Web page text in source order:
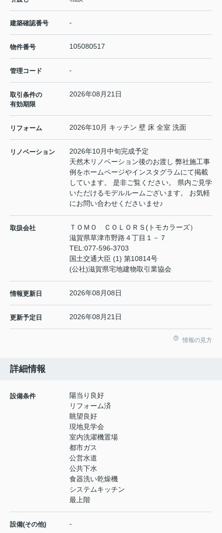
建築確認番号 -
物件番号 105080517
管理コード -
取引条件の
有効期限
2026年08月21日
リフォーム 2026年10月 キッチン 壁 床 全室 洗面
リノベーション
2026年10月中旬完成予定
天然木リノベーション後のお渡し 弊社施工事
例をホームページやインスタグラムにて掲載
しています。 是非ご覧ください。 県内ご見学
いただけるモデルルームございます。 お気軽
にお問い合わせくださいませ♪
取扱会社
ＴＯＭＯ ＣＯＬＯＲＳ(トモカラーズ）
滋賀県草津市野路４丁目１－７
TEL:077-596-3703
国土交通大臣 (1) 第10814号
(公社)滋賀県宅地建物取引業協会
情報更新日 2026年08月08日
更新予定日 2026年08月21日
情報の見方
詳細情報
設備条件
陽当り良好
リフォーム済
眺望良好
現地見学会
室内洗濯機置場
都市ガス
公営水道
公共下水
食器洗い乾燥機
システムキッチン
最上階
設備(その他) -